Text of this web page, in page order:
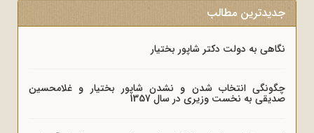
جدیدترین مطالب
نگاهی به دولت دکتر شاپور بختیار
چگونگی انتخاب شدن و نشدن شاپور بختیار و غلامحسین
صدیقی به نخست وزیری در سال 1357